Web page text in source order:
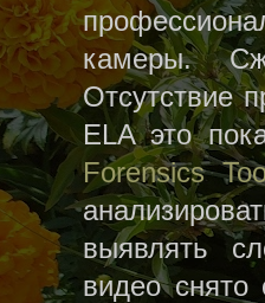
камеры.
Отсутствие
ELA это
Forensics
выявлять
видео